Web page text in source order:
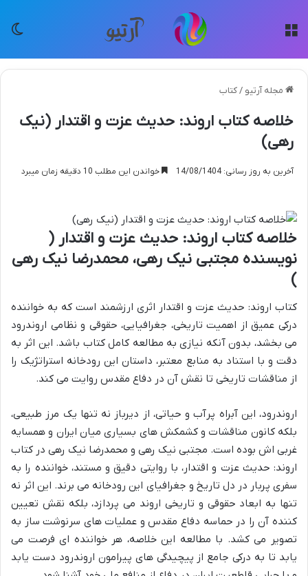
مجله آرتیو /کتاب
خلاصه کتاب اروند: حدیث عزت و اقتدار (نیک
رهی)
آخرین به روز رسانی: 14/08/1404 خواندن این مطلب 10 دقیقه زمان میبرد
خلاصه کتاب اروند: حدیث عزت و اقتدار (
نویسنده مجتبی نیک رهی، محمدرضا نیک رهی
)
کتاب اروند: حدیث عزت و اقتدار اثری ارزشمند است که به خواننده
درکی عمیق از اهمیت تاریخی، جغرافیایی، حقوقی و نظامی اروندرود
می بخشد، بدون آنکه نیازی به مطالعه کامل کتاب باشد. این اثر به
دقت و با استناد به منابع معتبر، داستان این رودخانه استراتژیک را
از مناقشات تاریخی تا نقش آن در دفاع مقدس روایت می کند.
اروندرود، این آبراه پرآب و حیاتی، از دیرباز نه تنها یک مرز طبیعی،
بلکه کانون مناقشات و کشمکش های بسیاری میان ایران و همسایه
غربی اش بوده است. مجتبی نیک رهی و محمدرضا نیک رهی در کتاب
اروند: حدیث عزت و اقتدار، با روایتی دقیق و مستند، خواننده را به
سفری پربار در دل تاریخ و جغرافیای این رودخانه می برند. این اثر نه
تنها به ابعاد حقوقی و تاریخی اروند می پردازد، بلکه نقش تعیین
کننده آن را در حماسه دفاع مقدس و عملیات های سرنوشت ساز به
تصویر می کشد. با مطالعه این خلاصه، هر خواننده ای فرصت می
یابد تا به درکی جامع از پیچیدگی های پیرامون اروندرود دست یابد